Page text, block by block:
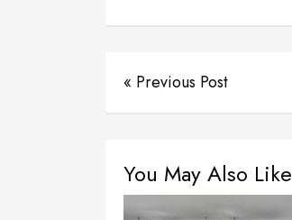
« Previous Post
You May Also Like